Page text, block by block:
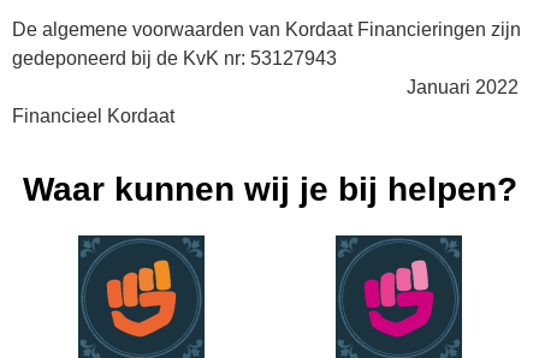
De algemene voorwaarden van Kordaat Financieringen zijn
gedeponeerd bij de KvK nr: 53127943
Januari 2022
Financieel Kordaat
Waar kunnen wij je bij helpen?